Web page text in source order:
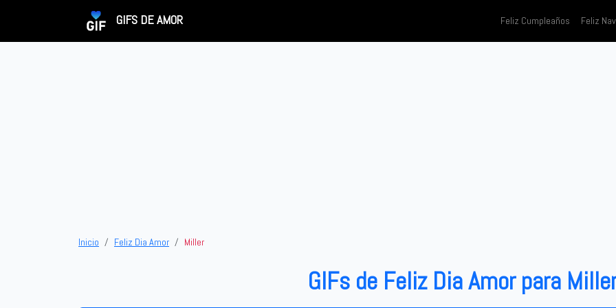
GIFS DE AMOR Feliz Cumpleaños Feliz
Inicio Feliz Dia Amor Miller
GIFs de Feliz Dia Amor para